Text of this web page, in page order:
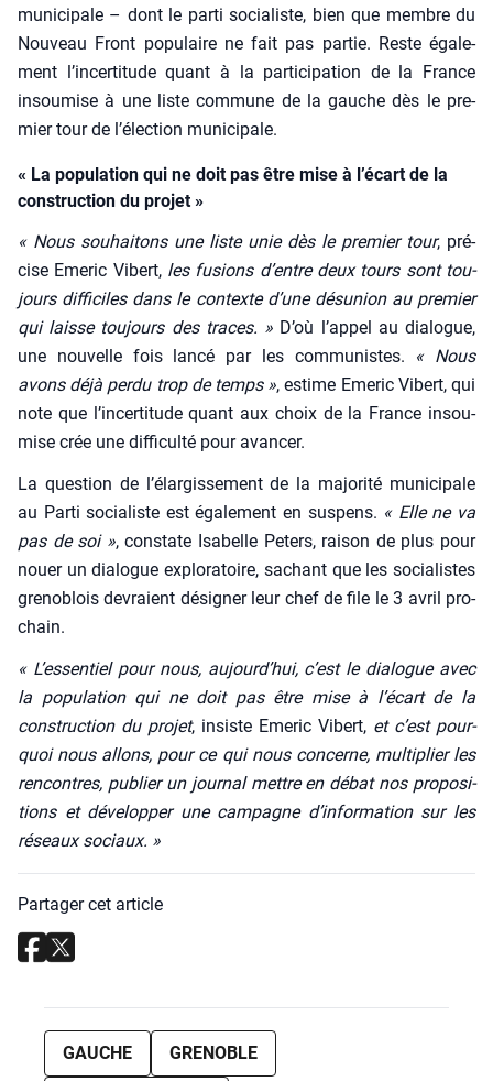
muni­ci­pale – dont le par­ti socia­liste, bien que membre du
Nou­veau Front popu­laire ne fait pas par­tie. Reste éga­le­
ment l’incertitude quant à la par­ti­ci­pa­tion de la France
insou­mise à une liste com­mune de la gauche dès le pre­
mier tour de l’élection muni­ci­pale.
« La population qui ne doit pas être mise à l’écart de la
construction du projet »
« Nous sou­hai­tons une liste unie dès le pre­mier tour, pré­
cise Eme­ric Vibert, les fusions d’entre deux tours sont tou­
jours dif­fi­ciles dans le contexte d’une dés­union au pre­mier
qui laisse tou­jours des traces. » D’où l’appel au dia­logue,
une nou­velle fois lan­cé par les com­mu­nistes. « Nous
avons déjà per­du trop de temps », estime Eme­ric Vibert, qui
note que l’incertitude quant aux choix de la France insou­
mise crée une dif­fi­cul­té pour avan­cer.
La ques­tion de l’élargissement de la majo­ri­té muni­ci­pale
au Par­ti socia­liste est éga­le­ment en sus­pens. « Elle ne va
pas de soi », constate Isa­belle Peters, rai­son de plus pour
nouer un dia­logue explo­ra­toire, sachant que les socia­listes
gre­no­blois devraient dési­gner leur chef de file le 3 avril pro­
chain.
« L’essentiel pour nous, aujourd’hui, c’est le dia­logue avec
la popu­la­tion qui ne doit pas être mise à l’écart de la
construc­tion du pro­jet, insiste Eme­ric Vibert, et c’est pour­
quoi nous allons, pour ce qui nous concerne, mul­ti­plier les
ren­contres, publier un jour­nal mettre en débat nos pro­po­si­
tions et déve­lop­per une cam­pagne d’information sur les
réseaux sociaux. »
Partager cet article
GAUCHE GRENOBLE